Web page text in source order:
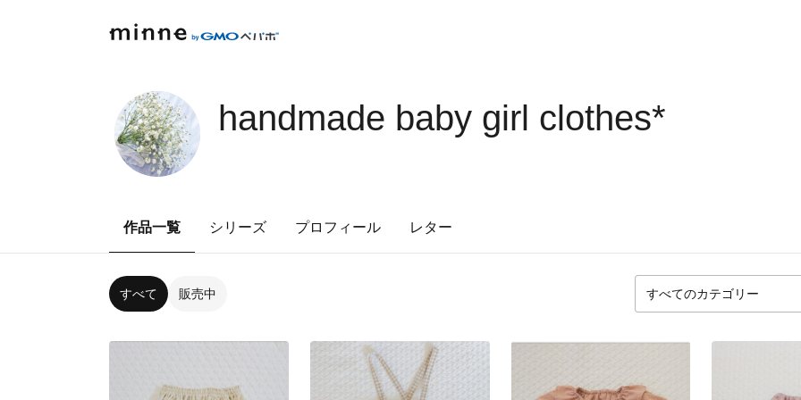
handmade baby girl clothes*
作品一覧 シリーズ プロフィール レター
すべて 販売中